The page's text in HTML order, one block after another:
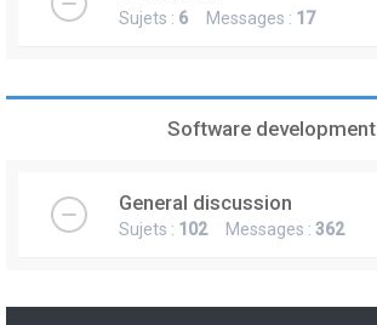
Sujets : 6 Messages : 17
Software development
General discussion
Sujets : 102Messages : 362